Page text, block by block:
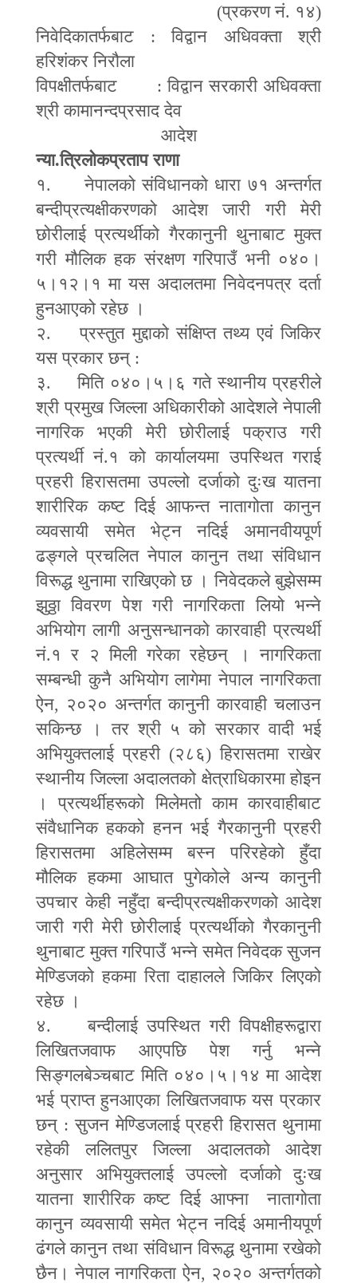
(प्रकरण नं. १४)
निवेदिकातर्फबाट : विद्वान अधिवक्ता श्री
हरिशंकर निरौला
विपक्षीतर्फबाट : विद्वान सरकारी अधिवक्ता
श्री कामानन्दप्रसाद देव
आदेश
न्या.त्रिलोकप्रताप राणा
१. नेपालको संविधानको धारा ७१ अन्तर्गत
बन्दीप्रत्यक्षीकरणको आदेश जारी गरी मेरी
छोरीलाई प्रत्यर्थीको गैरकानुनी थुनाबाट मुक्त
गरी मौलिक हक संरक्षण गरिपाउँ भनी ०४०।
५।१२।१ मा यस अदालतमा निवेदनपत्र दर्ता
हुनआएको रहेछ ।
२. प्रस्तुत मुद्दाको संक्षिप्त तथ्य एवं जिकिर
यस प्रकार छन् :
३. मिति ०४०।५।६ गते स्थानीय प्रहरीले
श्री प्रमुख जिल्ला अधिकारीको आदेशले नेपाली
नागरिक भएकी मेरी छोरीलाई पक्राउ गरी
प्रत्यर्थी नं.१ को कार्यालयमा उपस्थित गराई
प्रहरी हिरासतमा उपल्लो दर्जाको दुःख यातना
शारीरिक कष्ट दिई आफन्त नातागोता कानुन
व्यवसायी समेत भेट्न नदिई अमानवीयपूर्ण
ढङ्गले प्रचलित नेपाल कानुन तथा संविधान
विरूद्ध थुनामा राखिएको छ । निवेदकले बुझेसम्म
झुठ्ठा विवरण पेश गरी नागरिकता लियो भन्ने
अभियोग लागी अनुसन्धानको कारवाही प्रत्यर्थी
नं.१ र २ मिली गरेका रहेछन् । नागरिकता
सम्बन्धी कुनै अभियोग लागेमा नेपाल नागरिकता
ऐन, २०२० अन्तर्गत कानुनी कारवाही चलाउन
सकिन्छ । तर श्री ५ को सरकार वादी भई
अभियुक्तलाई प्रहरी (२८६) हिरासतमा राखेर
स्थानीय जिल्ला अदालतको क्षेत्राधिकारमा होइन
। प्रत्यर्थीहरूको मिलेमतो काम कारवाहीबाट
संवैधानिक हकको हनन भई गैरकानुनी प्रहरी
हिरासतमा अहिलेसम्म बस्न परिरहेको हुँदा
मौलिक हकमा आघात पुगेकोले अन्य कानुनी
उपचार केही नहुँदा बन्दीप्रत्यक्षीकरणको आदेश
जारी गरी मेरी छोरीलाई प्रत्यर्थीको गैरकानुनी
थुनाबाट मुक्त गरिपाउँ भन्ने समेत निवेदक सुजन
मेण्डिजको हकमा रिता दाहालले जिकिर लिएको
रहेछ ।
४. बन्दीलाई उपस्थित गरी विपक्षीहरूद्वारा
लिखितजवाफ आएपछि पेश गर्नु भन्ने
सिङ्गलबेञ्चबाट मिति ०४०।५।१४ मा आदेश
भई प्राप्त हुनआएका लिखितजवाफ यस प्रकार
छन् : सुजन मेण्डिजलाई प्रहरी हिरासत थुनामा
रहेकी ललितपुर जिल्ला अदालतको आदेश
अनुसार अभियुक्तलाई उपल्लो दर्जाको दुःख
यातना शारीरिक कष्ट दिई आफ्ना नातागोता
कानुन व्यवसायी समेत भेट्न नदिई अमानीयपूर्ण
ढंगले कानुन तथा संविधान विरूद्ध थुनामा रखेको
छैन। नेपाल नागरिकता ऐन, २०२० अन्तर्गतको